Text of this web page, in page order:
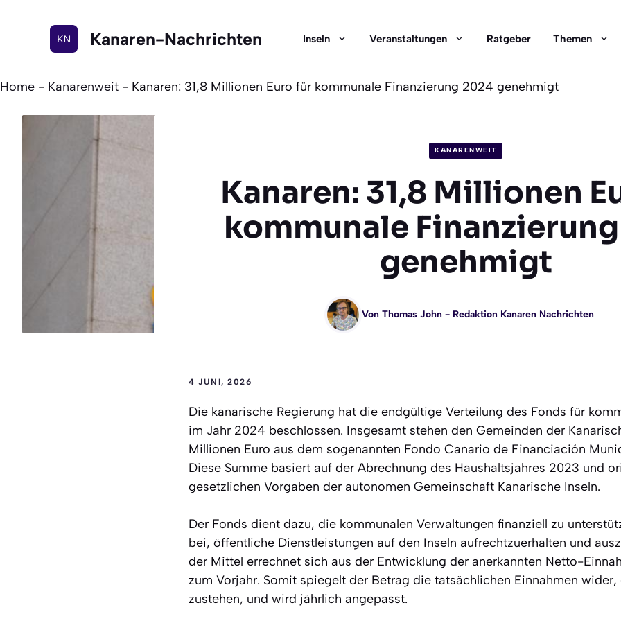
Kanaren-Nachrichten Inseln Veranstaltungen Ratgeber Themen
Home - Kanarenweit - Kanaren: 31,8 Millionen Euro für kommunale Finanzierung 2024 genehmigt
KANARENWEIT
Kanaren: 31,8 Millionen
kommunale
genehmigt
Von Thomas John- Redaktion Kanaren Nachrichten
4 JUNI, 2026
Die kanarische Regierung hat die endgültige Verteilung des Fonds für
im Jahr 2024 beschlossen. Insgesamt stehen den Gemeinden der
Millionen Euro aus dem sogenannten Fondo Canario de Financiación
Diese Summe basiert auf der Abrechnung des Haushaltsjahres 2023 und
gesetzlichen Vorgaben der autonomen Gemeinschaft Kanarische Inseln.
Der Fonds dient dazu, die kommunalen Verwaltungen finanziell zu
bei, öffentliche Dienstleistungen auf den Inseln aufrechtzuerhalten und
der Mittel errechnet sich aus der Entwicklung der anerkannten Netto-
zum Vorjahr. Somit spiegelt der Betrag die tatsächlichen Einnahmen
zustehen, und wird jährlich angepasst.